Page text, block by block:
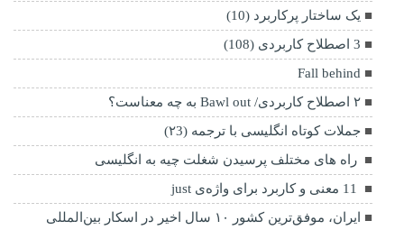
یک ساختار پرکاربرد (10)
3 اصطلاح کاربردی (108)
Fall behind
۲ اصطلاح کاربردی/ Bawl out به چه معناست؟
جملات کوتاه انگلیسی با ترجمه (۲3)
راه های مختلف پرسیدن شغلت چیه به انگلیسی
ایران، موفق‌ترین کشور ۱۰ سال اخیر در اسکار بین‌المللی